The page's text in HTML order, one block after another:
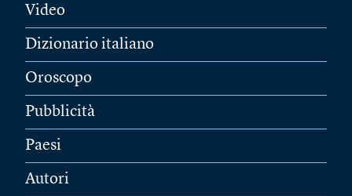
Video
Dizionario italiano
Oroscopo
Pubblicità
Paesi
Autori